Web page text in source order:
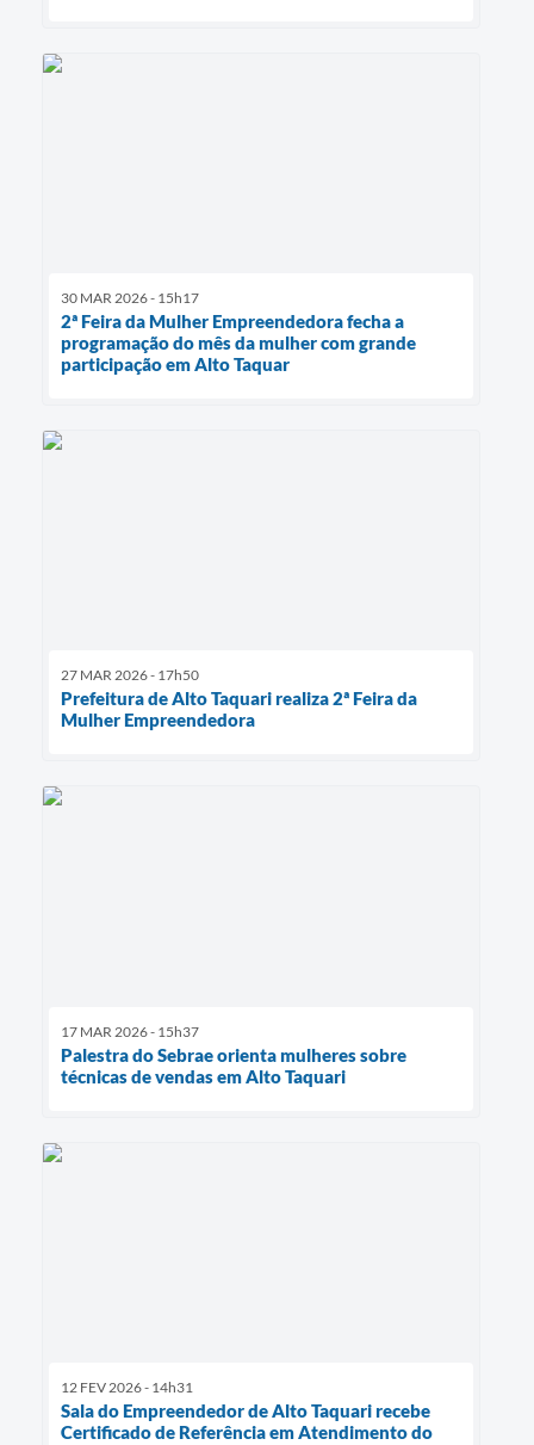
30 MAR 2026 - 15h17
2ª Feira da Mulher Empreendedora fecha a
programação do mês da mulher com grande
participação em Alto Taquar
27 MAR 2026 - 17h50
Prefeitura de Alto Taquari realiza 2ª Feira da
Mulher Empreendedora
17 MAR 2026 - 15h37
Palestra do Sebrae orienta mulheres sobre
técnicas de vendas em Alto Taquari
12 FEV 2026 - 14h31
Sala do Empreendedor de Alto Taquari recebe
Certificado de Referência em Atendimento do